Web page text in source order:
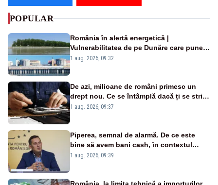
POPULAR
România în alertă energetică |
Vulnerabilitatea de pe Dunăre care pune
în pericol Centrala Cernavodă era
1 aug. 2026, 09:32
De azi, milioane de români primesc un
drept nou. Ce se întâmplă dacă ți se strică
un produs
1 aug. 2026, 09:37
Piperea, semnal de alarmă. De ce este
bine să avem bani cash, în contextul
alertei energetice?
1 aug. 2026, 09:39
România, la limita tehnică a importurilor